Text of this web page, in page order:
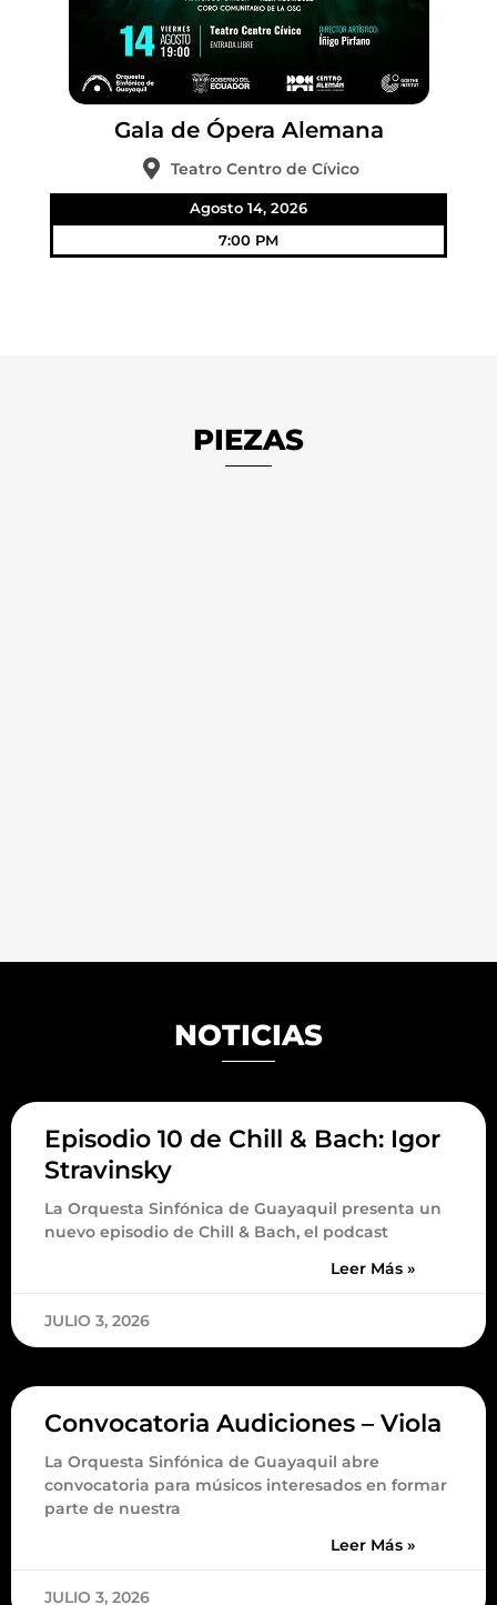
Gala de Ópera Alemana
Teatro Centro de Cívico
Agosto 14, 2026
7:00 PM
PIEZAS
NOTICIAS
Episodio 10 de Chill & Bach: Igor
Stravinsky
La Orquesta Sinfónica de Guayaquil presenta un
nuevo episodio de Chill & Bach, el podcast
Leer Más »
JULIO 3, 2026
Convocatoria Audiciones – Viola
La Orquesta Sinfónica de Guayaquil abre
convocatoria para músicos interesados en formar
parte de nuestra
Leer Más »
JULIO 3, 2026